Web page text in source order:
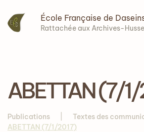
Accéder au contenu principal
École Française de
Rattachée aux Archives-
ABETTAN (7/
Publications
Textes des
ABETTAN (7/1/2017)